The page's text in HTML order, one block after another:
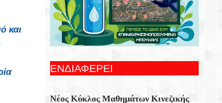
και
Ξεκίνησε Η Ετήσια Έρευνα Επισκεπτών
Του Epaithros+ Για Τον Τουρισμό
Υπαίθρου Στην Ελλάδα
«Αυτοσχεδιασμοί» Με Τον Σωτήρη
Αλεξάκη Και Τον Αλέξανδρο Κανακάκη
ΕΝΔΙΑΦΕΡΕΙ
Νέος Κύκλος Μαθημάτων Κινεζικής